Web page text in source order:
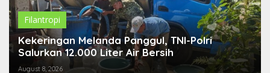
Filantropi
Kekeringan Melanda Panggul, TNI-Polri
Salurkan 12.000 Liter Air Bersih
August 8, 2026